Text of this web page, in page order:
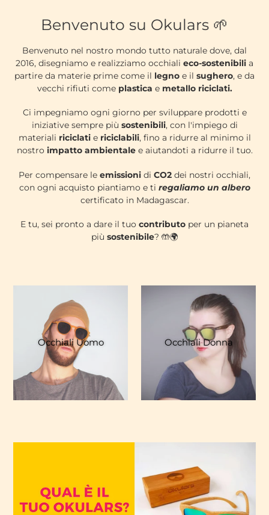
ECO
2025
Benvenuto su Okulars 🌱
Benvenuto nel nostro mondo tutto naturale dove, dal
2016, disegniamo e realizziamo occhiali eco-sostenibili a
partire da materie prime come il legno e il sughero, e da
vecchi rifiuti come plastica e metallo riciclati.
Ci impegniamo ogni giorno per sviluppare prodotti e
iniziative sempre più sostenibili, con l'impiego di
materiali riciclatie riciclabili, fino a ridurre al minimo il
nostro impatto ambientale e aiutandoti a ridurre il tuo.
Per compensare le emissioni di CO2 dei nostri occhiali,
con ogni acquisto piantiamo e ti regaliamo un albero
certificato in Madagascar.
E tu, sei pronto a dare il tuo contributo per un pianeta
più sostenibile? 🤲🌍
Occhiali Uomo Occhiali Donna